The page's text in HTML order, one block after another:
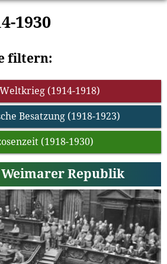
1930
filtern:
(1914-1918)
Besatzung (1918-1923)
(1918-1930)
Republik